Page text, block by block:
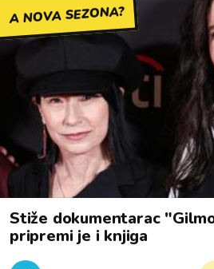
A NOVA SEZONA?
Stiže dokumentarac
pripremi je i knjiga